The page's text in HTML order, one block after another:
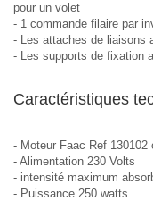
pour un volet
- 1 commande filaire par
- Les attaches de liaisons
- Les supports de fixation
Caractéristiques
- Moteur Faac Ref 130102
- Alimentation 230 Volts
- intensité maximum
- Puissance 250 watts